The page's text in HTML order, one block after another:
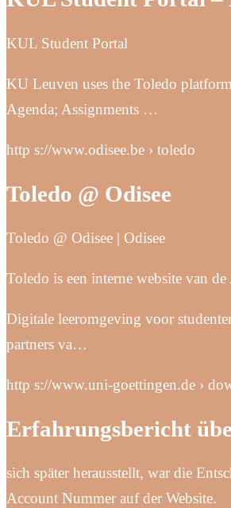
KUL Student Portal
KU Leuven uses the Toledo
Agenda; Assignments …
http s://www.odisee.be › toledo
Toledo @ Odisee
Toledo @ Odisee | Odisee
Toledo is een interne website van
Digitale leeromgeving voor
partners va…
http s://www.uni-goettingen.de ›
Erfahrungsbericht
sich später herausstellt, war die
Account Nummer auf der Website.